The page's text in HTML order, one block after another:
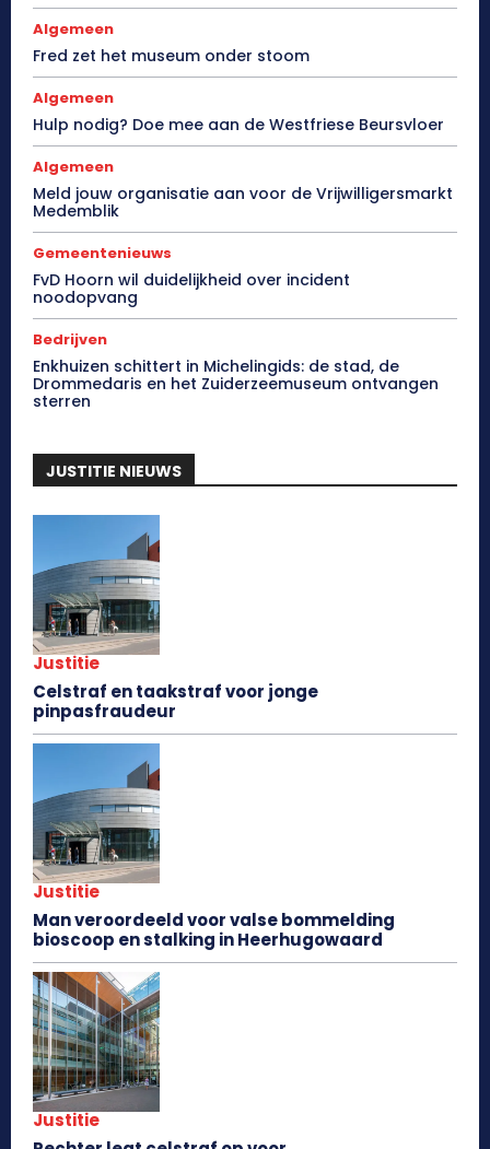
Algemeen
Fred zet het museum onder stoom
Algemeen
Hulp nodig? Doe mee aan de Westfriese Beursvloer
Algemeen
Meld jouw organisatie aan voor de Vrijwilligersmarkt
Medemblik
Gemeentenieuws
FvD Hoorn wil duidelijkheid over incident
noodopvang
Bedrijven
Enkhuizen schittert in Michelingids: de stad, de
Drommedaris en het Zuiderzeemuseum ontvangen
sterren
JUSTITIE NIEUWS
Justitie
Celstraf en taakstraf voor jonge
pinpasfraudeur
Justitie
Man veroordeeld voor valse bommelding
bioscoop en stalking in Heerhugowaard
Justitie